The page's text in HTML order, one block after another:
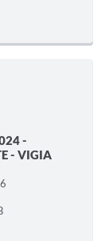
-
- VIGIA